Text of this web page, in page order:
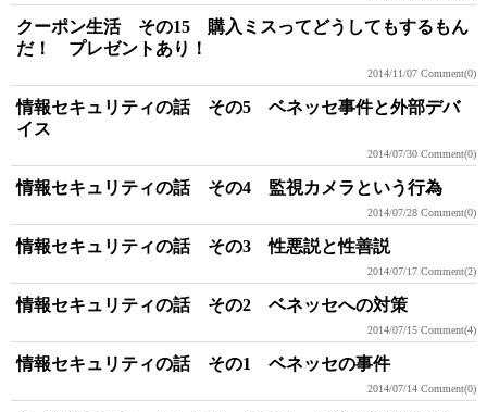
クーポン生活 その15 購入ミスってどうしてもするもん
だ！ プレゼントあり！
2014/11/07 Comment(0)
情報セキュリティの話 その5 ベネッセ事件と外部デバ
イス
2014/07/30 Comment(0)
情報セキュリティの話 その4 監視カメラという行為
2014/07/28 Comment(0)
情報セキュリティの話 その3 性悪説と性善説
2014/07/17 Comment(2)
情報セキュリティの話 その2 ベネッセへの対策
2014/07/15 Comment(4)
情報セキュリティの話 その1 ベネッセの事件
2014/07/14 Comment(0)